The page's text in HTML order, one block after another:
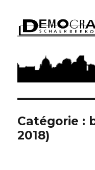
Démocratie
Catégorie :
2018)